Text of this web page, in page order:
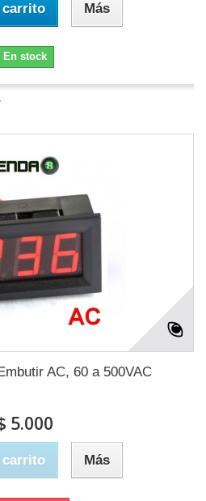
carrito Más
En stock
AC, 60 a 500VAC
5.000
carrito Más